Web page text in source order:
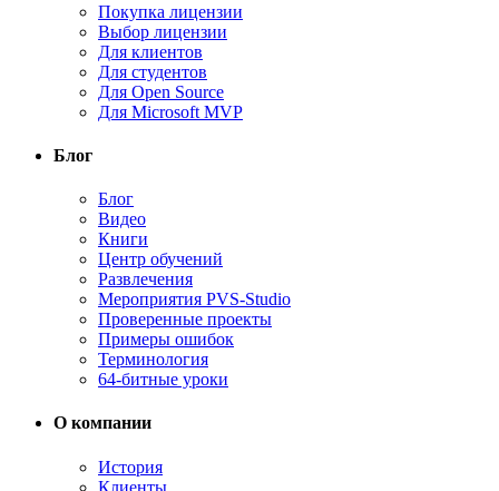
Покупка лицензии
Выбор лицензии
Для клиентов
Для студентов
Для Open Source
Для Microsoft MVP
Блог
Блог
Видео
Книги
Центр обучений
Развлечения
Мероприятия PVS-Studio
Проверенные проекты
Примеры ошибок
Терминология
64-битные уроки
О компании
История
Клиенты